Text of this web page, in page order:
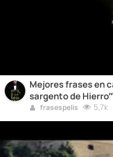
Mejores frases en
sargento de Hierro”
frasespelis 5,7k